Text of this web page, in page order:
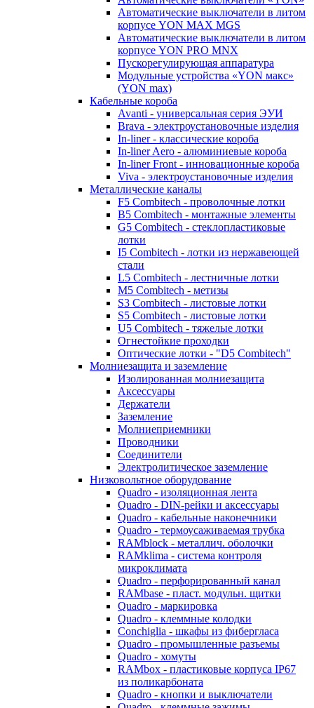
Автоматические выключатели в литом
корпусе YON MAX MGS
Автоматические выключатели в литом
корпусе YON PRO MNX
Пускорегулирующая аппаратура
Модульные устройства «YON макс»
(YON max)
Кабельные короба
Avanti - универсальная серия ЭУИ
Brava - электроустановочные изделия
In-liner - классические короба
In-liner Aero - алюминиевые короба
In-liner Front - инновационные короба
Viva - электроустановочные изделия
Металлические каналы
F5 Combitech - проволочные лотки
B5 Combitech - монтажные элементы
G5 Combitech - стеклопластиковые
лотки
I5 Combitech - лотки из нержавеющей
стали
L5 Combitech - лестничные лотки
M5 Combitech - метизы
S3 Combitech - листовые лотки
S5 Combitech - листовые лотки
U5 Combitech - тяжелые лотки
Огнестойкие проходки
Оптические лотки - "D5 Combitech"
Молниезащита и заземление
Изолированная молниезащита
Аксессуары
Держатели
Заземление
Молниеприемники
Проводники
Соединители
Электролитическое заземление
Низковольтное оборудование
Quadro - изоляционная лента
Quadro - DIN-рейки и аксессуары
Quadro - кабельные наконечники
Quadro - термоусаживаемая трубка
RAMblock - металлич. оболочки
RAMklima - система контроля
микроклимата
Quadro - перфорированный канал
RAMbase - пласт. модульн. щитки
Quadro - маркировка
Quadro - клеммные колодки
Conchiglia - шкафы из фибергласа
Quadro - промышленные разъемы
Quadro - хомуты
RAMbox - пластиковые корпуса IP67
из поликарбоната
Quadro - кнопки и выключатели